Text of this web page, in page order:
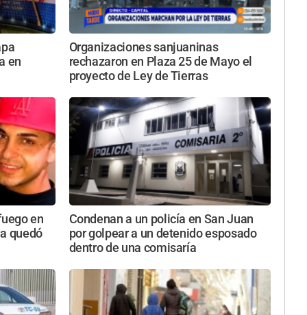
en
Organizaciones sanjuaninas
rechazaron en Plaza 25 de Mayo el
proyecto de Ley de Tierras
en
quedó
Condenan a un policía en San Juan
por golpear a un detenido esposado
dentro de una comisaría